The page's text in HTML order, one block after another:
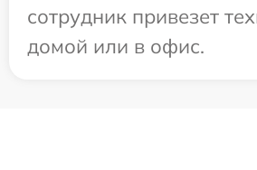
сотрудник привезет
домой или в офис.